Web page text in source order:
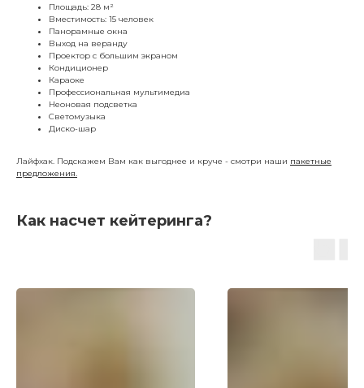
Площадь: 28 м²
Вместимость: 15 человек
Панорамные окна
Выход на веранду
Проектор с большим экраном
Кондиционер
Караоке
Профессиональная мультимедиа
Неоновая подсветка
Светомузыка
Диско-шар
Лайфхак. Подскажем Вам как выгоднее и круче - смотри наши пакетные
предложения.
Как насчет кейтеринга?